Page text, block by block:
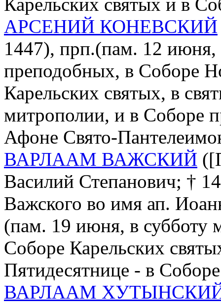
Карельских святых и в
АРСЕНИЙ КОНЕВСКИЙ
1447), прп.(пам. 12
преподобных, в Соборе
Карельских святых, в
митрополии, и в Соборе
Афоне Свято-
ВАРЛААМ ВАЖСКИЙ
Василий Степанович; †
Важского во имя ап.
(пам. 19 июня, в субботу
Соборе Карельских
Пятидесятнице - в
ВАРЛААМ